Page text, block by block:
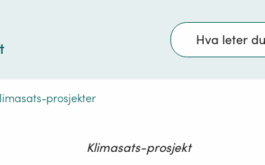
Søk
prosjekter
Klimasats-prosjekt